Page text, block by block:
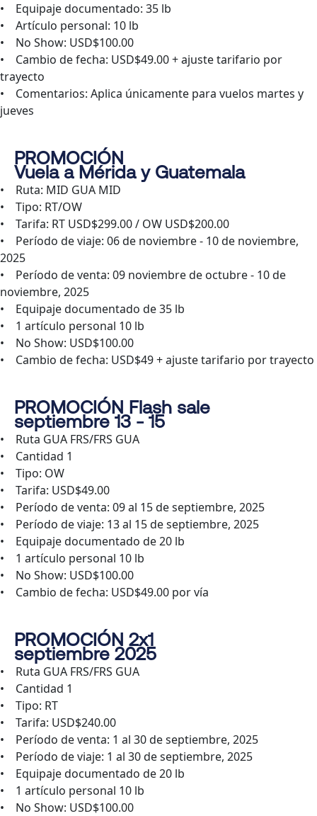
• Equipaje documentado: 35 lb
• Artículo personal: 10 lb
• No Show: USD$100.00
• Cambio de fecha: USD$49.00 + ajuste tarifario por
trayecto
• Comentarios: Aplica únicamente para vuelos martes y
jueves
PROMOCIÓN
Vuela a Mérida y Guatemala
• Ruta: MID GUA MID
• Tipo: RT/OW
• Tarifa: RT USD$299.00 / OW USD$200.00
• Período de viaje: 06 de noviembre - 10 de noviembre,
2025
• Período de venta: 09 noviembre de octubre - 10 de
noviembre, 2025
• Equipaje documentado de 35 lb
• 1 artículo personal 10 lb
• No Show: USD$100.00
• Cambio de fecha: USD$49 + ajuste tarifario por trayecto
PROMOCIÓN Flash sale
septiembre 13 - 15
• Ruta GUA FRS/FRS GUA
• Cantidad 1
• Tipo: OW
• Tarifa: USD$49.00
• Período de venta: 09 al 15 de septiembre, 2025
• Período de viaje: 13 al 15 de septiembre, 2025
• Equipaje documentado de 20 lb
• 1 artículo personal 10 lb
• No Show: USD$100.00
• Cambio de fecha: USD$49.00 por vía
PROMOCIÓN 2x1
septiembre 2025
• Ruta GUA FRS/FRS GUA
• Cantidad 1
• Tipo: RT
• Tarifa: USD$240.00
• Período de venta: 1 al 30 de septiembre, 2025
• Período de viaje: 1 al 30 de septiembre, 2025
• Equipaje documentado de 20 lb
• 1 artículo personal 10 lb
• No Show: USD$100.00